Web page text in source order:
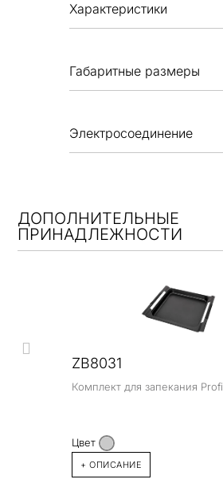
Характеристики
Габаритные размеры
Электросоединение
ДОПОЛНИТЕЛЬНЫЕ
ПРИНАДЛЕЖНОСТИ
ZB8031
Комплект для запекания Profi
Цвет
+ ОПИСАНИЕ